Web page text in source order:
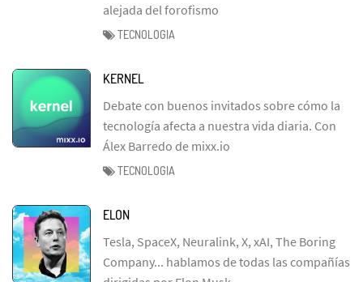
alejada del forofismo
TECNOLOGIA
KERNEL
Debate con buenos invitados sobre cómo la
tecnología afecta a nuestra vida diaria. Con
Álex Barredo de mixx.io
TECNOLOGIA
ELON
Tesla, SpaceX, Neuralink, X, xAI, The Boring
Company... hablamos de todas las compañías